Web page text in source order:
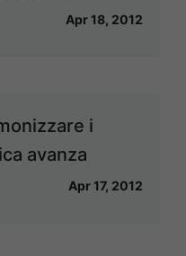
Apr 18, 2012
i
avanza
Apr 17, 2012